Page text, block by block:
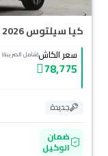
كيا سيلتوس GL 2026
سعر الكاش(شامل الضريبة)
78,775
جديدة
ضمان
الوكيل